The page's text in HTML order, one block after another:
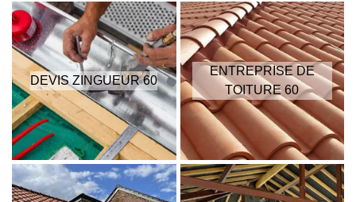
DEVIS ZINGUEUR 60
ENTREPRISE DE
TOITURE 60